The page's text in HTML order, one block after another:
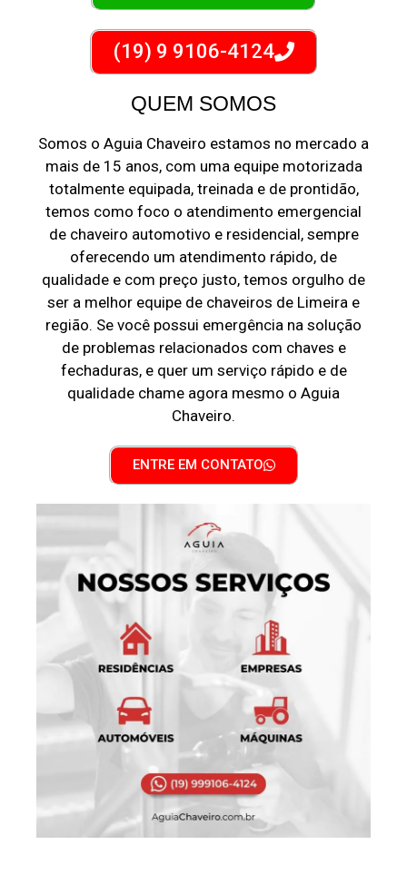
(19) 9 9106-4124
QUEM SOMOS
Somos o Aguia Chaveiro estamos no mercado a
mais de 15 anos, com uma equipe motorizada
totalmente equipada, treinada e de prontidão,
temos como foco o atendimento emergencial
de chaveiro automotivo e residencial, sempre
oferecendo um atendimento rápido, de
qualidade e com preço justo, temos orgulho de
ser a melhor equipe de chaveiros de Limeira e
região. Se você possui emergência na solução
de problemas relacionados com chaves e
fechaduras, e quer um serviço rápido e de
qualidade chame agora mesmo o Aguia
Chaveiro.
ENTRE EM CONTATO